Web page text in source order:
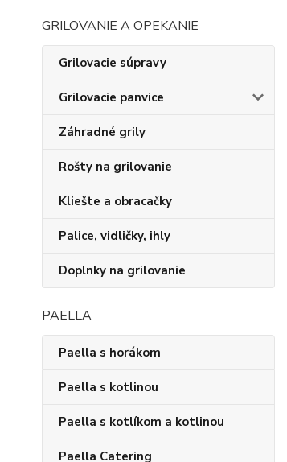
GRILOVANIE A OPEKANIE
Grilovacie súpravy
Grilovacie panvice
Záhradné grily
Rošty na grilovanie
Kliešte a obracačky
Palice, vidličky, ihly
Doplnky na grilovanie
PAELLA
Paella s horákom
Paella s kotlinou
Paella s kotlíkom a kotlinou
Paella Catering